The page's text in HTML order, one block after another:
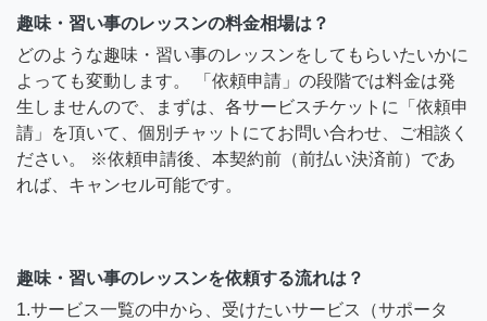
趣味・習い事のレッスンの料金相場は？
どのような趣味・習い事のレッスンをしてもらいたいかに
よっても変動します。 「依頼申請」の段階では料金は発
生しませんので、まずは、各サービスチケットに「依頼申
請」を頂いて、個別チャットにてお問い合わせ、ご相談く
ださい。 ※依頼申請後、本契約前（前払い決済前）であ
れば、キャンセル可能です。
趣味・習い事のレッスンを依頼する流れは？
1.サービス一覧の中から、受けたいサービス（サポータ